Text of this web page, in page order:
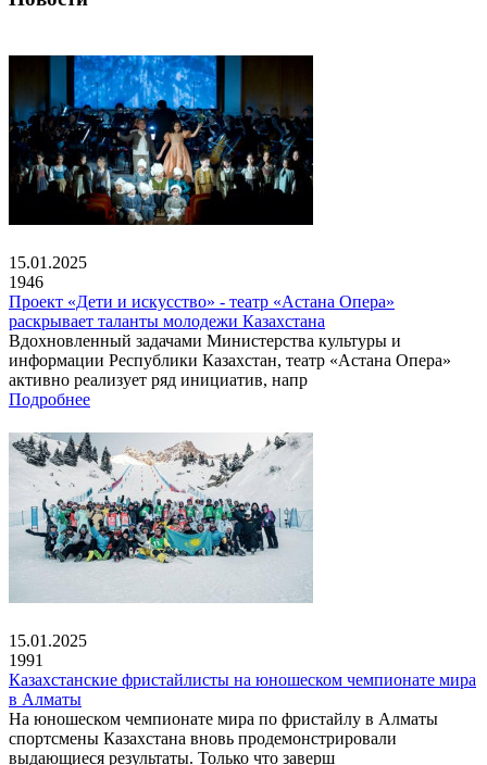
15.01.2025
1946
Проект «Дети и искусство» - театр «Астана Опера»
раскрывает таланты молодежи Казахстана
Вдохновленный задачами Министерства культуры и
информации Республики Казахстан, театр «Астана Опера»
активно реализует ряд инициатив, напр
Подробнее
15.01.2025
1991
Казахстанские фристайлисты на юношеском чемпионате мира
в Алматы
На юношеском чемпионате мира по фристайлу в Алматы
спортсмены Казахстана вновь продемонстрировали
выдающиеся результаты. Только что заверш